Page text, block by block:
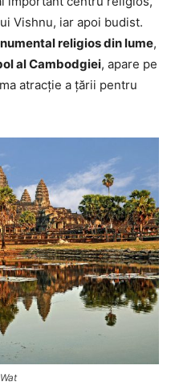
Vishnu, iar apoi budist.
religios din lume,
al Cambodgiei, apare pe
atracție a țării pentru